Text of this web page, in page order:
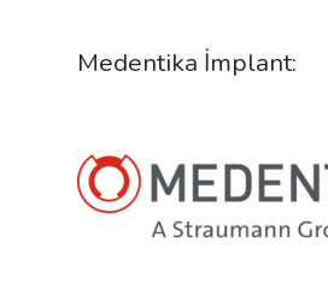
Medentika İmplant: